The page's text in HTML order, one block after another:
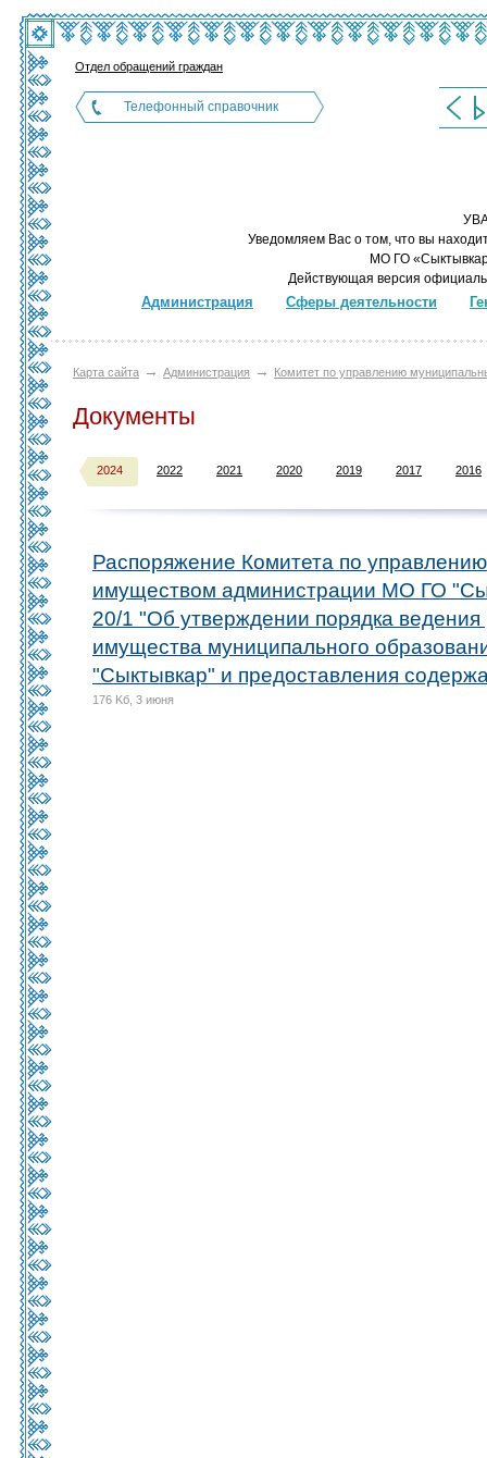
Отдел обращений граждан
Телефонный справочник
Уведомляем Вас о том, что вы
МО ГО
Действующая версия
Администрация Сферы деятельности
Карта сайта → Администрация → Комитет по управлению
Документы
2024 2022 2021 2020 2019 2017 2016
Распоряжение Комитета по
имуществом администрации МО ГО
20/1 "Об утверждении порядка
имущества муниципального
"Сыктывкар" и предоставления
176 Kб, 3 июня